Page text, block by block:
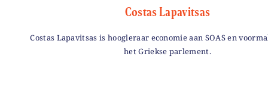
Costas Lapavitsas
Costas Lapavitsas is hoogleraar economie aan SOAS en
het Griekse parlement.